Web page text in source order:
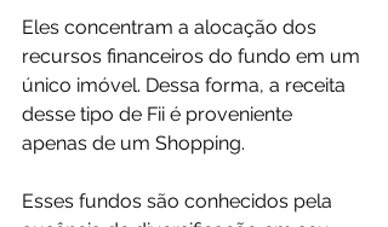
Eles concentram a alocação dos
recursos financeiros do fundo em um
único imóvel. Dessa forma, a receita
desse tipo de Fii é proveniente
apenas de um Shopping.
Esses fundos são conhecidos pela